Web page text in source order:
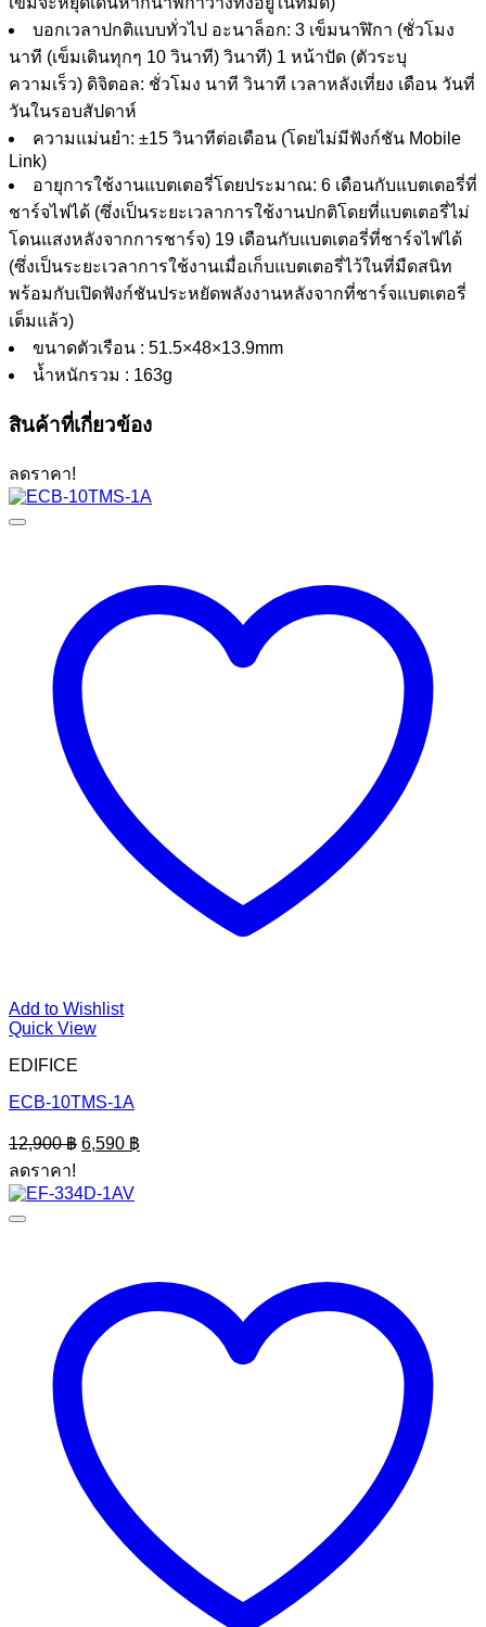
บอกเวลาปกติแบบทั่วไป อะนาล็อก: 3 เข็มนาฬิกา (ชั่วโมง
นาที (เข็มเดินทุกๆ 10 วินาที) วินาที) 1 หน้าปัด (ตัวระบุ
ความเร็ว) ดิจิตอล: ชั่วโมง นาที วินาที เวลาหลังเที่ยง เดือน วันที่
วันในรอบสัปดาห์
ความแม่นยำ: ±15 วินาทีต่อเดือน (โดยไม่มีฟังก์ชัน Mobile
Link)
อายุการใช้งานแบตเตอรี่โดยประมาณ: 6 เดือนกับแบตเตอรี่ที่
ชาร์จไฟได้ (ซึ่งเป็นระยะเวลาการใช้งานปกติโดยที่แบตเตอรี่ไม่
โดนแสงหลังจากการชาร์จ) 19 เดือนกับแบตเตอรี่ที่ชาร์จไฟได้
(ซึ่งเป็นระยะเวลาการใช้งานเมื่อเก็บแบตเตอรี่ไว้ในที่มืดสนิท
พร้อมกับเปิดฟังก์ชันประหยัดพลังงานหลังจากที่ชาร์จแบตเตอรี่
เต็มแล้ว)
ขนาดตัวเรือน : 51.5×48×13.9mm
น้ำหนักรวม : 163g
สินค้าที่เกี่ยวข้อง
ลดราคา!
Add to Wishlist
Quick View
EDIFICE
ECB-10TMS-1A
12,900฿ Original
price
12,900 ฿.
6,590 ฿
price
ลดราคา!